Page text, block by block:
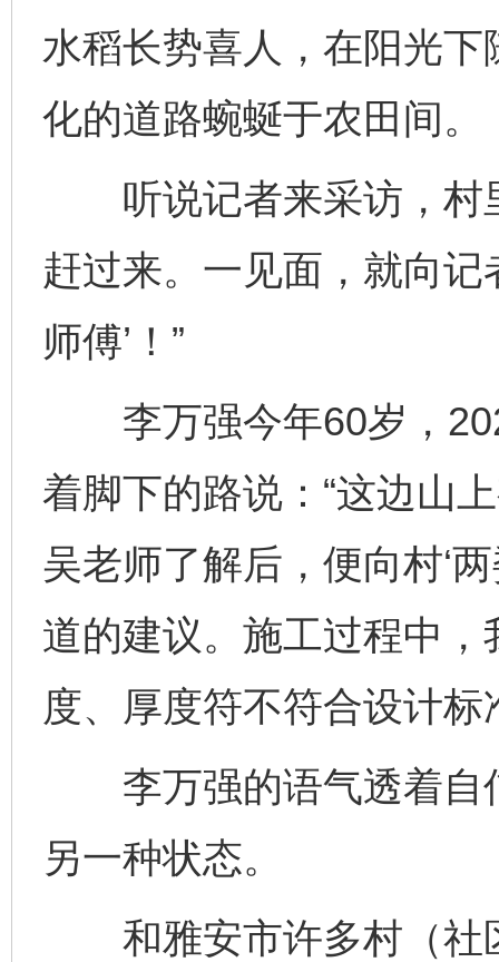
水稻长势喜人，在阳光
化的道路蜿蜒于农田间。
听说记者来采访，村
赶过来。一见面，就向记
师傅’！”
李万强今年60岁，
着脚下的路说：“这边山
吴老师了解后，便向村‘
道的建议。施工过程中
度、厚度符不符合设计
李万强的语气透着自
另一种状态。
和雅安市许多村（社